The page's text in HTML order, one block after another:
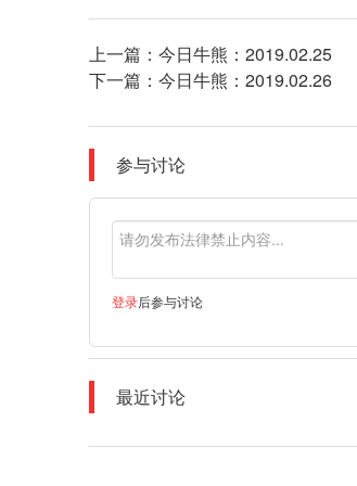
上一篇： 今日牛熊：2019.02.25
下一篇： 今日牛熊：2019.02.26
参与讨论
登录后参与讨论
最近讨论